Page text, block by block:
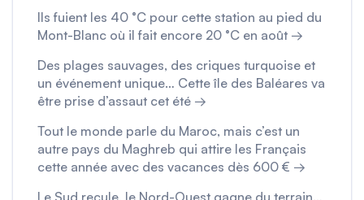
Ils fuient les 40 °C pour cette station au pied du
Mont-Blanc où il fait encore 20 °C en août →
Des plages sauvages, des criques turquoise et
un événement unique… Cette île des Baléares va
être prise d’assaut cet été →
Tout le monde parle du Maroc, mais c’est un
autre pays du Maghreb qui attire les Français
cette année avec des vacances dès 600 € →